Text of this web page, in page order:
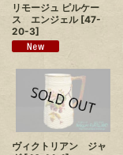
リモージュ ピルケー
ス エンジェル [47-
20-3]
ヴィクトリアン ジャ